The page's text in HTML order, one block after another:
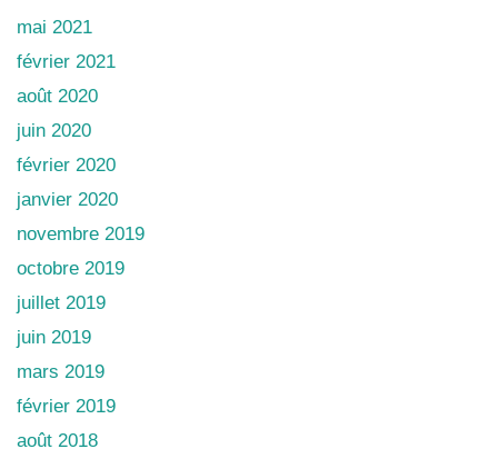
mai 2021
février 2021
août 2020
juin 2020
février 2020
janvier 2020
novembre 2019
octobre 2019
juillet 2019
juin 2019
mars 2019
février 2019
août 2018